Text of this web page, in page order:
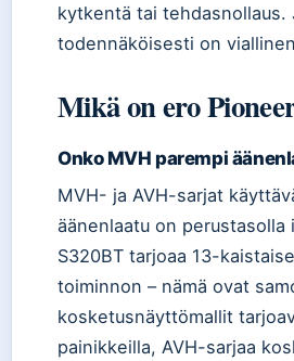
kytkentä tai
todennäköisesti on
Mikä on ero
Onko MVH parempi
MVH- ja AVH-sarjat
äänenlaatu on
S320BT tarjoaa 13-
toiminnon – nämä ovat
kosketusnäyttömallit
painikkeilla, AVH-sarjaa